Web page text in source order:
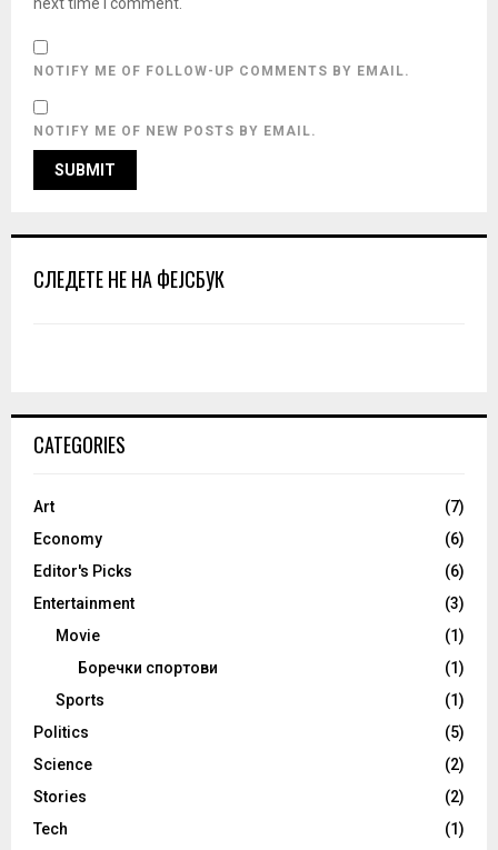
NOTIFY ME OF FOLLOW-UP COMMENTS BY EMAIL.
NOTIFY ME OF NEW POSTS BY EMAIL.
СЛЕДЕТЕ НЕ НА ФЕЈСБУК
CATEGORIES
Art
(7)
Economy
(6)
Editor's Picks
(6)
Entertainment
(3)
Movie
(1)
Боречки спортови
(1)
Sports
(1)
Politics
(5)
Science
(2)
Stories
(2)
Tech
(1)